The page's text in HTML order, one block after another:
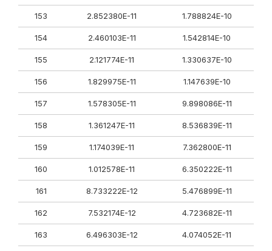
153 2.852380E-11 1.788824E-10
154 2.460103E-11 1.542814E-10
155 2.121774E-11 1.330637E-10
156 1.829975E-11 1.147639E-10
157 1.578305E-11 9.898086E-11
158 1.361247E-11 8.536839E-11
159 1.174039E-11 7.362800E-11
160 1.012578E-11 6.350222E-11
161 8.733222E-12 5.476899E-11
162 7.532174E-12 4.723682E-11
163 6.496303E-12 4.074052E-11